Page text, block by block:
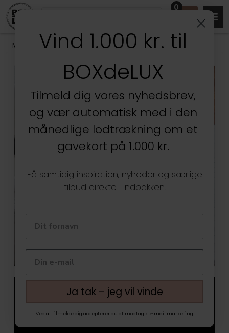
0
Mærker Yamazaki
Vind 1.000 kr. til
BOXdeLUX
Tilmeld dig vores nyhedsbrev,
og vær automatisk med i den
månedlige lodtrækning om et
gavekort på 1.000 kr.
Få samtidig inspiration, nyheder og særlige
tilbud direkte i indbakken.
Ja tak – jeg vil vinde
Ved at tilmelde dig accepterer du at modtage e-mail marketing